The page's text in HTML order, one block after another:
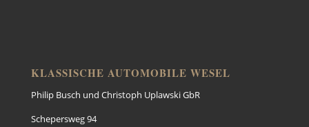
KLASSISCHE AUTOMOBILE WESEL
Philip Busch und Christoph Uplawski GbR
Schepersweg 94